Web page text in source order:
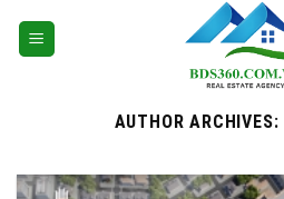
AUTHOR ARCHIVES: